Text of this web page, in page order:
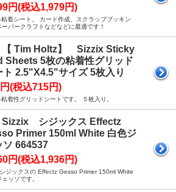
円(税込1,979円)
粘着シート。 カード作成、スクラップブッキン
ーパークラフトなどなどに最適です！
【 Tim Holtz】 Sizzix Sticky
Sheets 5枚の粘着性グリッド
ト 2.5"X4.5"サイズ 5枚入り
(税込715円)
着性グリッドシートです。 ５枚入り。
Sizzix シジックス Effectz
Primer 150ml White 白色ジ
ソ 664537
円(税込1,936円)
ジックスの Effectz Gesso Primer 150ml White
ッソです。